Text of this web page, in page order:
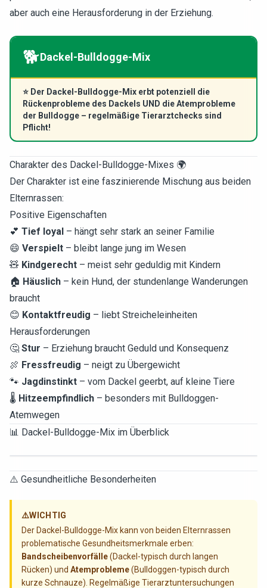
aber auch eine Herausforderung in der Erziehung.
🐕Dackel-Bulldogge-Mix
⭐ Der Dackel-Bulldogge-Mix erbt potenziell die
Rückenprobleme des Dackels UND die Atemprobleme
der Bulldogge – regelmäßige Tierarztchecks sind
Pflicht!
Charakter des Dackel-Bulldogge-Mixes 🌍
Der Charakter ist eine faszinierende Mischung aus beiden
Elternrassen:
Positive Eigenschaften
💕 Tief loyal – hängt sehr stark an seiner Familie
😄 Verspielt – bleibt lange jung im Wesen
🧸 Kindgerecht – meist sehr geduldig mit Kindern
🏠 Häuslich – kein Hund, der stundenlange Wanderungen
braucht
😊 Kontaktfreudig – liebt Streicheleinheiten
Herausforderungen
🤔 Stur – Erziehung braucht Geduld und Konsequenz
🍖 Fressfreudig – neigt zu Übergewicht
🐾 Jagdinstinkt – vom Dackel geerbt, auf kleine Tiere
🌡️ Hitzeempfindlich – besonders mit Bulldoggen-
Atemwegen
📊 Dackel-Bulldogge-Mix im Überblick
⚠️ Gesundheitliche Besonderheiten
⚠️WICHTIG
Der Dackel-Bulldogge-Mix kann von beiden Elternrassen
problematische Gesundheitsmerkmale erben:
Bandscheibenvorfälle(Dackel-typisch durch langen
Rücken) und Atemprobleme(Bulldoggen-typisch durch
kurze Schnauze). Regelmäßige Tierarztuntersuchungen